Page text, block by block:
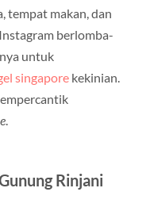
tempat makan, dan
berlomba-
untuk
singaporekekinian.
.
Rinjani